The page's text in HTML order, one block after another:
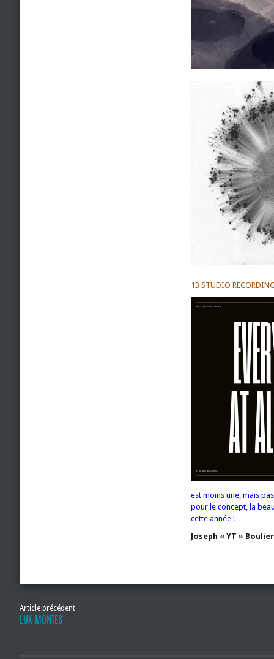
13 STUDIO
est moins une, mais
pour le concept, la
cette année !
Joseph « YT » Boulier
Article précédent
LUX MONTES